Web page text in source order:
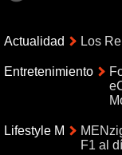
Actualidad Los
Entretenimiento
Lifestyle M
F1 al